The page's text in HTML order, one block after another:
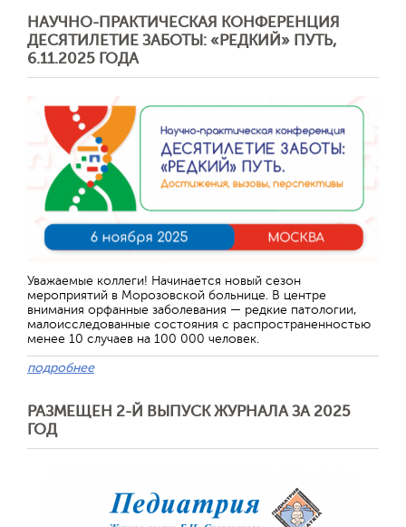
НАУЧНО-ПРАКТИЧЕСКАЯ КОНФЕРЕНЦИЯ
ДЕСЯТИЛЕТИЕ ЗАБОТЫ: «РЕДКИЙ» ПУТЬ,
6.11.2025 ГОДА
Уважаемые коллеги! Начинается новый сезон
мероприятий в Морозовской больнице. В центре
внимания орфанные заболевания — редкие патологии,
малоисследованные состояния с распространенностью
менее 10 случаев на 100 000 человек.
подробнее
РАЗМЕЩЕН 2-Й ВЫПУСК ЖУРНАЛА ЗА 2025
ГОД
Отправить